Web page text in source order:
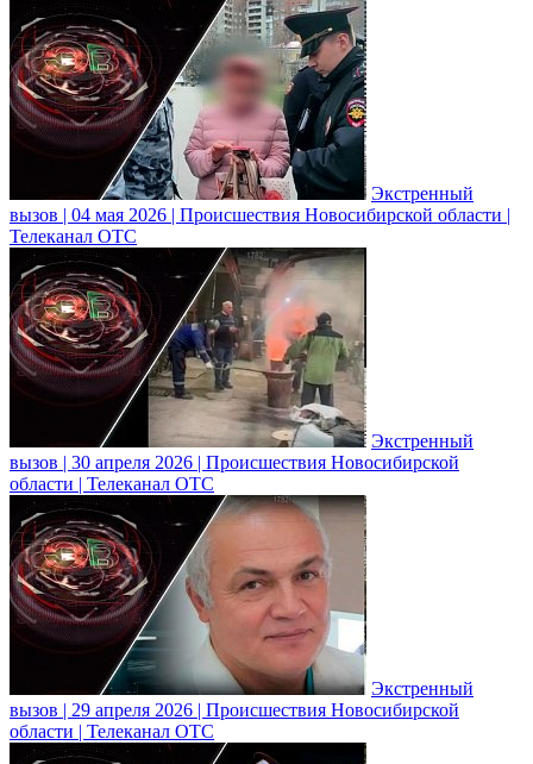
Экстренный
вызов | 04 мая 2026 | Происшествия Новосибирской области |
Телеканал ОТС
Экстренный
вызов | 30 апреля 2026 | Происшествия Новосибирской
области | Телеканал ОТС
Экстренный
вызов | 29 апреля 2026 | Происшествия Новосибирской
области | Телеканал ОТС